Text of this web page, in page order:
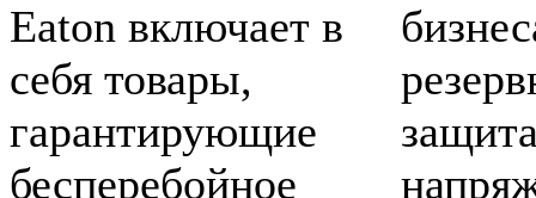
Eaton включает в
себя товары,
гарантирующие
бесперебойное